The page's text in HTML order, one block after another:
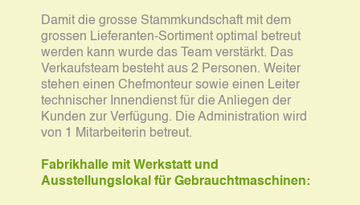
Damit die grosse Stammkundschaft mit dem
grossen Lieferanten-Sortiment optimal betreut
werden kann wurde das Team verstärkt. Das
Verkaufsteam besteht aus 2 Personen. Weiter
stehen einen Chefmonteur sowie einen Leiter
technischer Innendienst für die Anliegen der
Kunden zur Verfügung. Die Administration wird
von 1 Mitarbeiterin betreut.
Fabrikhalle mit Werkstatt und
Ausstellungslokal für Gebrauchtmaschinen: